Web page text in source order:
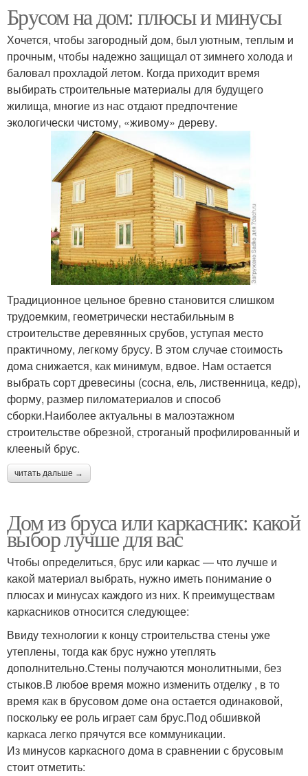
Брусом на дом: плюсы и минусы
Хочется, чтобы загородный дом, был уютным, теплым и
прочным, чтобы надежно защищал от зимнего холода и
баловал прохладой летом. Когда приходит время
выбирать строительные материалы для будущего
жилища, многие из нас отдают предпочтение
экологически чистому, «живому» дереву.
Традиционное цельное бревно становится слишком
трудоемким, геометрически нестабильным в
строительстве деревянных срубов, уступая место
практичному, легкому брусу. В этом случае стоимость
дома снижается, как минимум, вдвое. Нам остается
выбрать сорт древесины (сосна, ель, лиственница, кедр),
форму, размер пиломатериалов и способ
сборки.Наиболее актуальны в малоэтажном
строительстве обрезной, строганый профилированный и
клееный брус.
читать дальше →
Дом из бруса или каркасник: какой
выбор лучше для вас
Чтобы определиться, брус или каркас — что лучше и
какой материал выбрать, нужно иметь понимание о
плюсах и минусах каждого из них. К преимуществам
каркасников относится следующее:
Ввиду технологии к концу строительства стены уже
утеплены, тогда как брус нужно утеплять
дополнительно.Стены получаются монолитными, без
стыков.В любое время можно изменить отделку , в то
время как в брусовом доме она остается одинаковой,
поскольку ее роль играет сам брус.Под обшивкой
каркаса легко прячутся все коммуникации.
Из минусов каркасного дома в сравнении с брусовым
стоит отметить: